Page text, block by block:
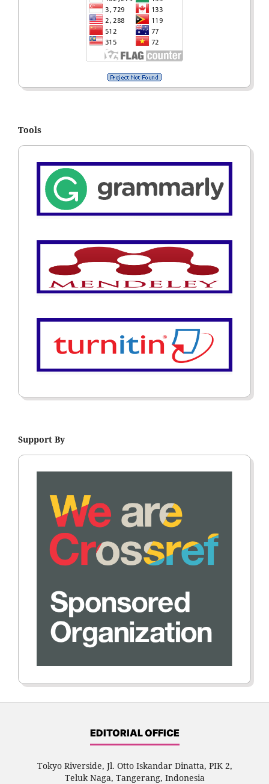
Tools
Support By
EDITORIAL OFFICE
Tokyo Riverside, Jl. Otto Iskandar Dinatta, PIK 2,
Teluk Naga, Tangerang, Indonesia